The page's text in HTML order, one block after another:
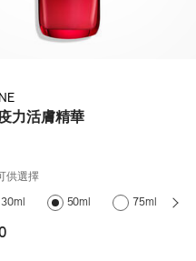
力活膚精華
供選擇
30ml 50ml 75ml